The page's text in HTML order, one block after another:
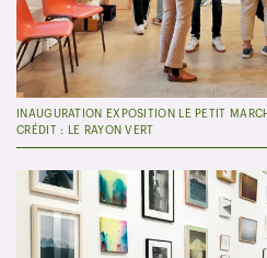
INAUGURATION EXPOSITION LE PETIT
CRÉDIT : LE RAYON VERT